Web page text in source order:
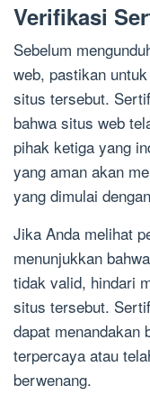
Verifikasi
Sebelum
web, pastikan
situs tersebut.
bahwa situs web
pihak ketiga yang
yang aman akan
yang dimulai
Jika Anda melihat
menunjukkan
tidak valid, hindari
situs tersebut.
dapat menandakan
terpercaya atau
berwenang.